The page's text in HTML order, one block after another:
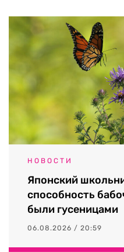
НОВОСТИ
Японский
способность
были гусеницами
06.08.2026 / 20:59